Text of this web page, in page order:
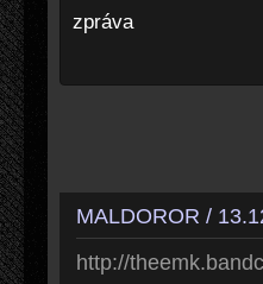
MALDOROR /
http://